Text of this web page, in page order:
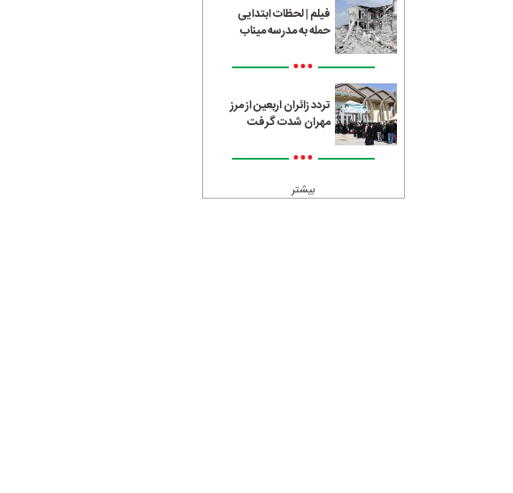
فیلم | لحظات ابتدایی
حمله به مدرسه میناب
•••
تردد زائران اربعین از مرز
مهران شدت گرفت
•••
بیشتر